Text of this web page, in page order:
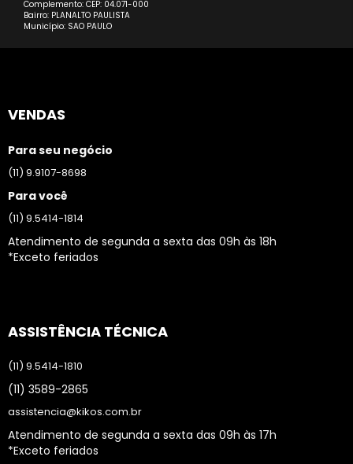
Complemento: CEP: 04.071-000
Bairro: PLANALTO PAULISTA
Município: SAO PAULO
VENDAS
Para seu negócio
(11) 9.9107-8698
Para você
(11) 9.5414-1814
Atendimento de segunda a sexta das 09h às 18h
*Exceto feriados
ASSISTÊNCIA TÉCNICA
(11) 9.5414-1810
(11) 3589-2865
assistencia@kikos.com.br
Atendimento de segunda a sexta das 09h às 17h
*Exceto feriados